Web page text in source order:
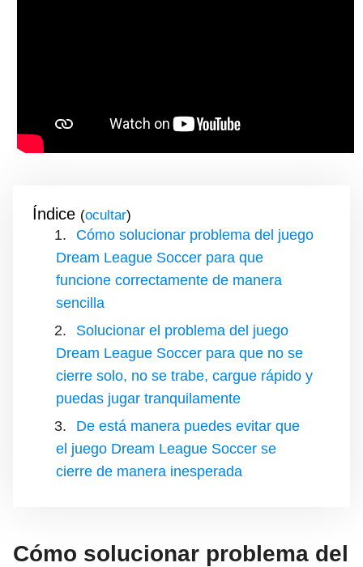
Índice ( )
Cómo solucionar problema del juego
Dream League Soccer para que
funcione correctamente de manera
sencilla
Solucionar el problema del juego
Dream League Soccer para que no se
cierre solo, no se trabe, cargue rápido y
puedas jugar tranquilamente
De está manera puedes evitar que
el juego Dream League Soccer se
cierre de manera inesperada
Cómo solucionar problema del